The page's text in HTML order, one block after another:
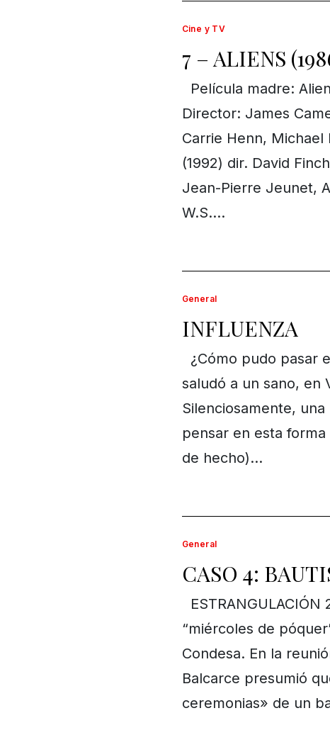
Cine y TV
7 – ALIENS
Película madre:
Director: James
Carrie Henn, Michael
(1992) dir. David
Jean-Pierre Jeunet,
W.S….
General
INFLUENZA
¿Cómo pudo pasar
saludó a un sano, en
Silenciosamente,
pensar en esta
de hecho)…
General
CASO 4:
“miércoles de
Condesa. En la
Balcarce presumió
ceremonias» de un